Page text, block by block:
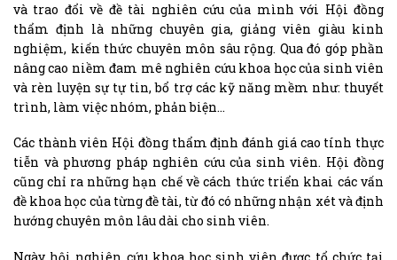
và trao đổi về đề tài nghiên cứu của mình với Hội đồng
thẩm định là những chuyên gia, giảng viên giàu kinh
nghiệm, kiến thức chuyên môn sâu rộng. Qua đó góp phần
nâng cao niềm đam mê nghiên cứu khoa học của sinh viên
và rèn luyện sự tự tin, bổ trợ các kỹ năng mềm như: thuyết
trình, làm việc nhóm, phản biện…
Các thành viên Hội đồng thẩm định đánh giá cao tính thực
tiễn và phương pháp nghiên cứu của sinh viên. Hội đồng
cũng chỉ ra những hạn chế về cách thức triển khai các vấn
đề khoa học của từng đề tài, từ đó có những nhận xét và định
hướng chuyên môn lâu dài cho sinh viên.
Ngày hội nghiên cứu khoa học sinh viên được tổ chức tại